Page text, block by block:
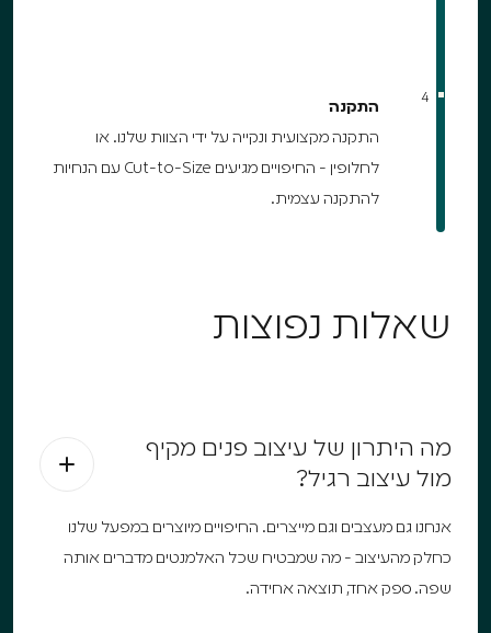
4
התקנה
התקנה מקצועית ונקייה על ידי הצוות שלנו. או
לחלופין - החיפויים מגיעים Cut-to-Size עם הנחיות
להתקנה עצמית.
שאלות נפוצות
מה היתרון של עיצוב פנים מקיף
מול עיצוב רגיל?
אנחנו גם מעצבים וגם מייצרים. החיפויים מיוצרים במפעל שלנו
כחלק מהעיצוב - מה שמבטיח שכל האלמנטים מדברים אותה
שפה. ספק אחד, תוצאה אחידה.